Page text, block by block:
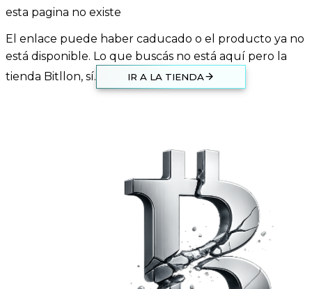
esta pagina no existe
El enlace puede haber caducado o el producto ya no
está disponible. Lo que buscás no está aquí pero la
tienda Bitllon, sí.
IR A LA TIENDA